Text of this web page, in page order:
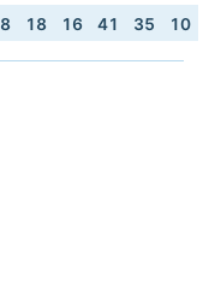
18 16 41 35 10